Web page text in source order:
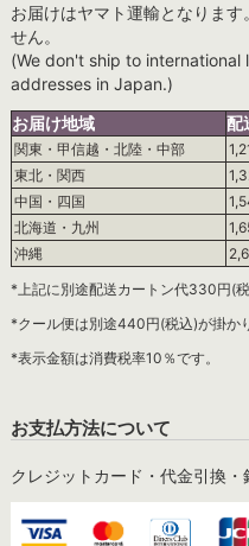
お届けはヤマト運輸となりま
せん。
(We don't ship to international
addresses in Japan.)
お届け地域
配
関東・甲信越・北陸・中部
東北・関西
中国・四国
北海道・九州
沖縄
*上記に別途配送カートン代330円(税
*クール便は別途440円(税込)が掛か
*表示金額は消費税率10％です。
お支払方法について
クレジットカード・代金引換・